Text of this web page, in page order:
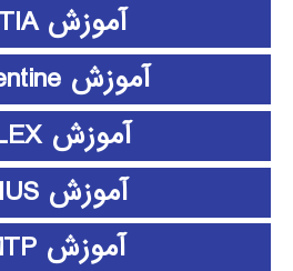
آموزش CATIA
آموزش clementine
آموزش CPLEX
آموزش EDIUS
آموزش EMTP